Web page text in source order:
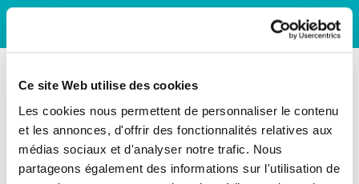
Ce site Web utilise des cookies
Les cookies nous permettent de personnaliser le contenu
et les annonces, d'offrir des fonctionnalités relatives aux
médias sociaux et d'analyser notre trafic. Nous
partageons également des informations sur l'utilisation de